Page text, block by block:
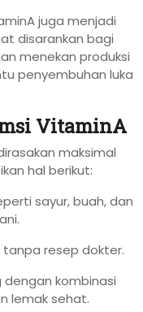
juga menjadi
disarankan bagi
menekan produksi
penyembuhan luka
VitaminA
maksimal
hal berikut:
sayur, buah, dan
tanpa resep dokter.
kombinasi
lemak sehat.